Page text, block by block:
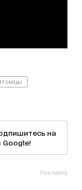
на
Google!
Реклама